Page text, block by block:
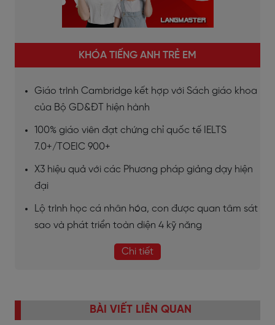
KHÓA TIẾNG ANH TRẺ EM
Giáo trình Cambridge kết hợp với Sách giáo khoa
của Bộ GD&ĐT hiện hành
100% giáo viên đạt chứng chỉ quốc tế IELTS
7.0+/TOEIC 900+
X3 hiệu quả với các Phương pháp giảng dạy hiện
đại
Lộ trình học cá nhân hóa, con được quan tâm sát
sao và phát triển toàn diện 4 kỹ năng
Chi tiết
BÀI VIẾT LIÊN QUAN